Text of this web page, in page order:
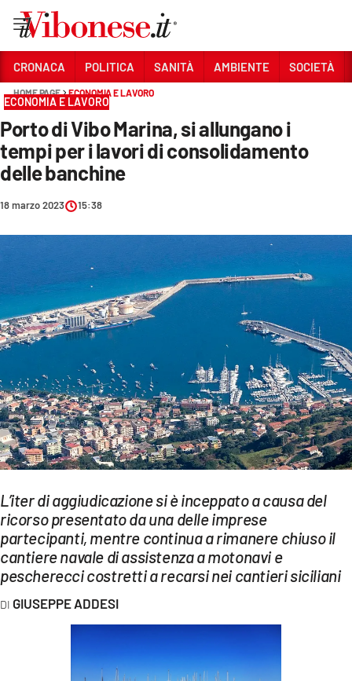
Sezioni
CRONACA
POLITICA
CULTURA
ECONOMIA E LAVORO
SPORT
Streaming
LAC TV
LAC NETWORK
LAC ONAIR
LaC
LACPLAY.IT
CRONACA POLITICA SANITÀ AMBIENTE SOCIETÀ
HOME PAGE ECONOMIA E LAVORO
ECONOMIA E LAVORO
Porto di Vibo Marina, si allungano i
tempi per i lavori di consolidamento
delle banchine
18 marzo 2023 15:38
L’iter di aggiudicazione si è inceppato a causa del
ricorso presentato da una delle imprese
partecipanti, mentre continua a rimanere chiuso il
cantiere navale di assistenza a motonavi e
pescherecci costretti a recarsi nei cantieri siciliani
GIUSEPPE ADDESI